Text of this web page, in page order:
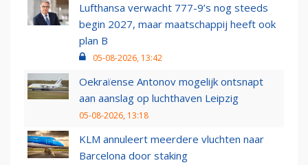
Lufthansa verwacht 777-9’s nog steeds
begin 2027, maar maatschappij heeft ook
plan B
05-08-2026, 13:42
Oekraïense Antonov mogelijk ontsnapt
aan aanslag op luchthaven Leipzig
05-08-2026, 13:18
KLM annuleert meerdere vluchten naar
Barcelona door staking